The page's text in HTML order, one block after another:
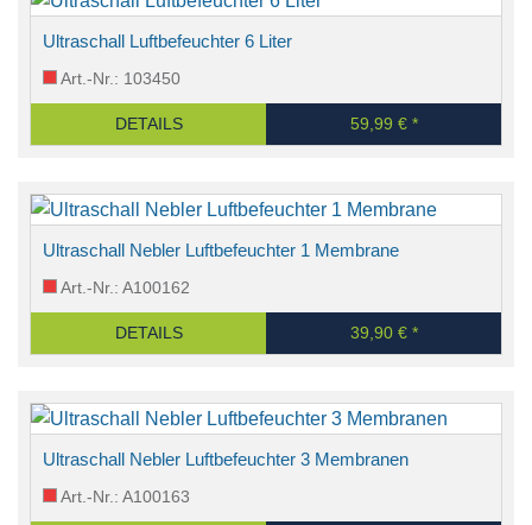
Ultraschall Luftbefeuchter 6 Liter
Art.-Nr.: 103450
DETAILS 59,99 € *
Ultraschall Nebler Luftbefeuchter 1 Membrane
Art.-Nr.: A100162
DETAILS 39,90 € *
Ultraschall Nebler Luftbefeuchter 3 Membranen
Art.-Nr.: A100163